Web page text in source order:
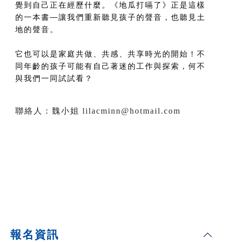
覺到自己正在經歷什麼。《地瓜打嗝了》正是這樣
的一本書—讓我們重新聽見孩子的聲音，也聽見土
地的聲音。
它也可以是家庭共做、共感、共享時光的開始！不
同年齡的孩子可能有自己著迷的工作與探索，何不
與我們一同試試看？
聯絡人：魏小姐 lilacminn@hotmail.com
報名資訊